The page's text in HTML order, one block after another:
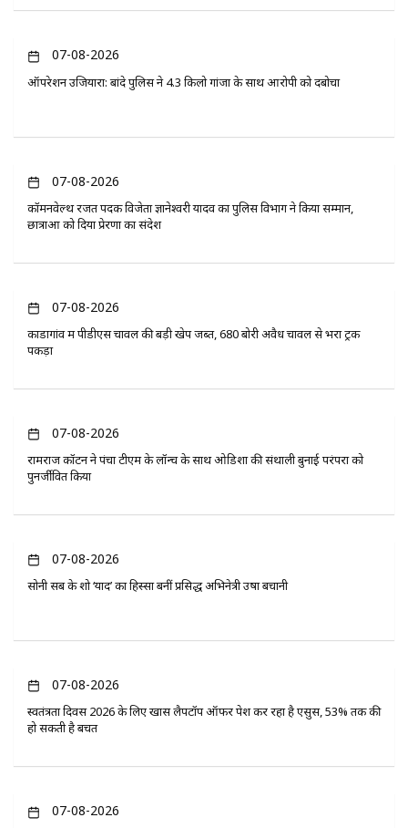
07-08-2026
ऑपरेशन उजियारा: बांदे पुलिस ने 4.3 किलो गांजा के साथ आरोपी को दबोचा
07-08-2026
कॉमनवेल्थ रजत पदक विजेता ज्ञानेश्वरी यादव का पुलिस विभाग ने किया सम्मान,
छात्राओं को दिया प्रेरणा का संदेश
07-08-2026
कोंडागांव में पीडीएस चावल की बड़ी खेप जब्त, 680 बोरी अवैध चावल से भरा ट्रक
पकड़ा
07-08-2026
रामराज कॉटन ने पंचा टीएम के लॉन्च के साथ ओडिशा की संथाली बुनाई परंपरा को
पुनर्जीवित किया
07-08-2026
सोनी सब के शो ‘यादें’ का हिस्सा बनीं प्रसिद्ध अभिनेत्री उषा बचानी
07-08-2026
स्वतंत्रता दिवस 2026 के लिए खास लैपटॉप ऑफर पेश कर रहा है एसुस, 53% तक की
हो सकती है बचत
07-08-2026